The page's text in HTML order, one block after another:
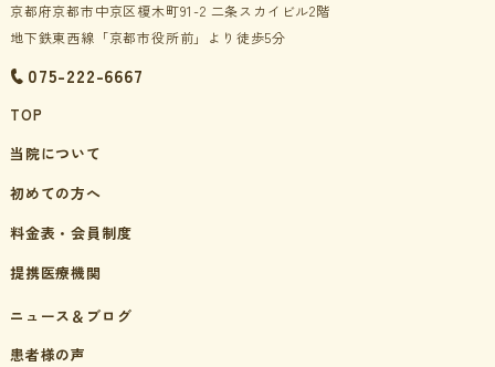
京都府京都市中京区榎木町91-2 二条スカイビル2階
地下鉄東西線「京都市役所前」より徒歩5分
075-222-6667
TOP
当院について
初めての方へ
料金表・会員制度
提携医療機関
ニュース＆ブログ
患者様の声